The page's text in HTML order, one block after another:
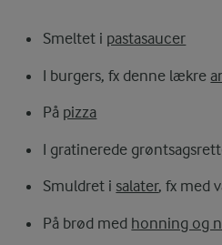
Smeltet i pastasaucer
I burgers, fx denne lækre
På pizza
I gratinerede
Smuldret i salater, fx med
På brød med honning og